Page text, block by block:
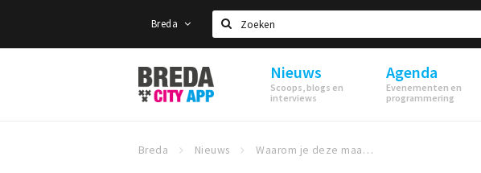
Breda
Zoeken
Stappen
&
Shoppen
Nieuws
Scoops, blogs en
interviews
Agenda
Evenementen en
programmering
Breda Nieuws Waarom je deze maand écht een bezoekje aan Woonboulevard Breda XXL moet brengen